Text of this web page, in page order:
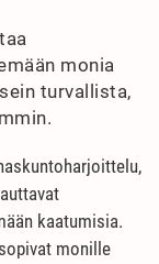
monia
turvallista,
kaatumisia.
monille